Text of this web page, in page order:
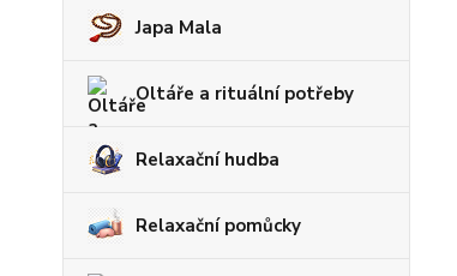
Japa Mala
Oltáře a rituální potřeby
Relaxační hudba
Relaxační pomůcky